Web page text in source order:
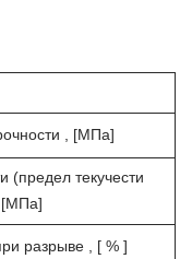
, [МПа]
текучести
[МПа]
разрыве , [ % ]